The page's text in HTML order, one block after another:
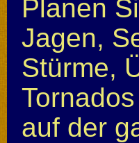
Planen
Jagen,
Stürme,
auf der